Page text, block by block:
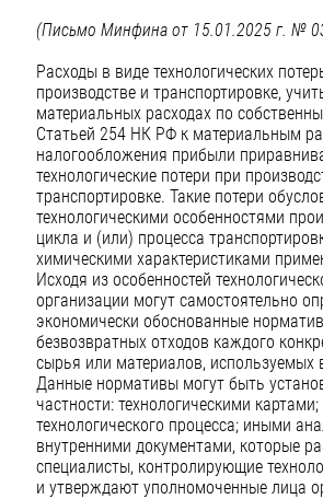
(Письмо Минфина от 15.01.2025 г. №
Расходы в виде технологических
производстве и транспортировке,
материальных расходах по
Статьей 254 НК РФ к материальным
налогообложения прибыли
технологические потери при
транспортировке. Такие потери
технологическими особенностями
цикла и (или) процесса
химическими характеристиками
Исходя из особенностей
организации могут самостоятельно
экономически обоснованные
безвозвратных отходов каждого
сырья или материалов, используемых
Данные нормативы могут быть
частности: технологическими
технологического процесса; иными
внутренними документами, которые
специалисты, контролирующие
и утверждают уполномоченные лица